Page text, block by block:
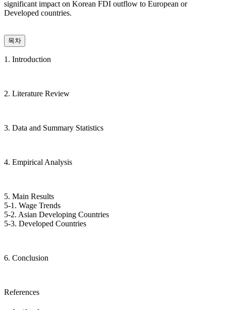
significant impact on Korean FDI outflow to European or
Developed countries.
목차
1. Introduction
2. Literature Review
3. Data and Summary Statistics
4. Empirical Analysis
5. Main Results
5-1. Wage Trends
5-2. Asian Developing Countries
5-3. Developed Countries
6. Conclusion
References